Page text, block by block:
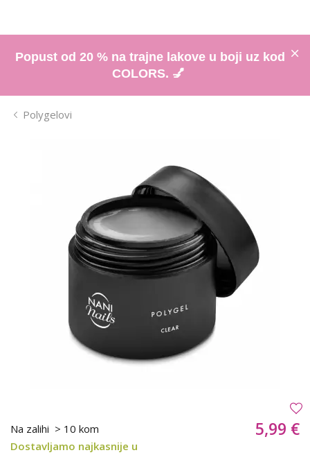
Popust od 20 % na trajne lakove u boji uz kod
COLORS. 💅
Polygelovi
Na zalihi > 10 kom
Dostavljamo najkasnije u
5,99 €